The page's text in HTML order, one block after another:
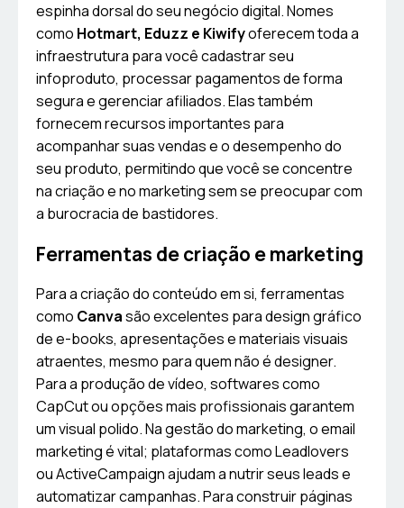
espinha dorsal do seu negócio digital. Nomes
como Hotmart, Eduzz e Kiwifyoferecem toda a
infraestrutura para você cadastrar seu
infoproduto, processar pagamentos de forma
segura e gerenciar afiliados. Elas também
fornecem recursos importantes para
acompanhar suas vendas e o desempenho do
seu produto, permitindo que você se concentre
na criação e no marketing sem se preocupar com
a burocracia de bastidores.
Ferramentas de criação e marketing
Para a criação do conteúdo em si, ferramentas
como Canvasão excelentes para design gráfico
de e-books, apresentações e materiais visuais
atraentes, mesmo para quem não é designer.
Para a produção de vídeo, softwares como
CapCut ou opções mais profissionais garantem
um visual polido. Na gestão do marketing, o email
marketing é vital; plataformas como Leadlovers
ou ActiveCampaign ajudam a nutrir seus leads e
automatizar campanhas. Para construir páginas